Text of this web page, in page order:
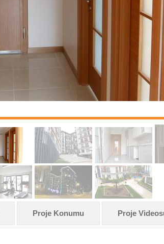
Proje Konumu Proje